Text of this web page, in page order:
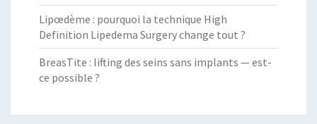
Lipœdème : pourquoi la technique High
Definition Lipedema Surgery change tout ?
BreasTite : lifting des seins sans implants — est-
ce possible ?